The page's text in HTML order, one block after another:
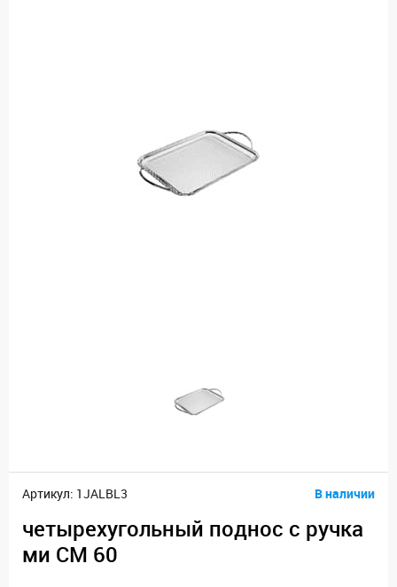
Артикул: 1JALBL3 В наличии
четырехугольный поднос с ручка
ми CM 60